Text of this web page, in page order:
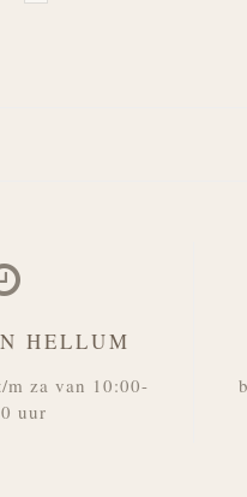
HELLUM
m za van 10:00-
uur